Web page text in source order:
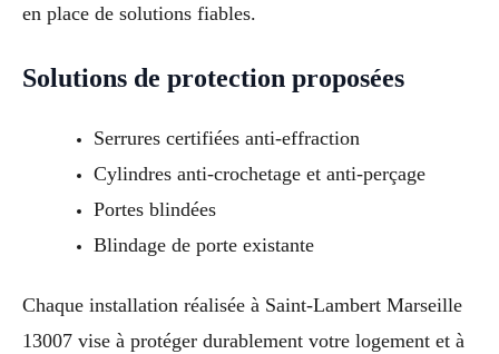
en place de solutions fiables.
Solutions de protection proposées
Serrures certifiées anti-effraction
Cylindres anti-crochetage et anti-perçage
Portes blindées
Blindage de porte existante
Chaque installation réalisée à Saint-Lambert Marseille
13007 vise à protéger durablement votre logement et à